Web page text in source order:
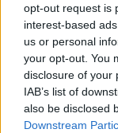
opt-out request is
interest-based
us or personal
your opt-out. You
disclosure of your
IAB’s list of
also be disclosed
Downstream
Povestea
Decizia